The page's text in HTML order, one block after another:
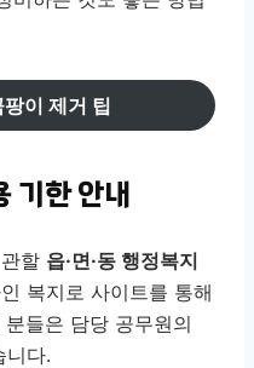
이 제거 팁
기한 안내
할 읍·면·동 행정복지
복지로 사이트를 통해
들은 담당 공무원의
니다.